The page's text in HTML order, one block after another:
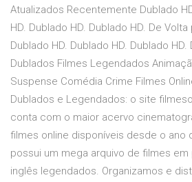
Atualizados Recentemente Dublado
HD. Dublado HD. Dublado HD. De
Dublado HD. Dublado HD. Dublado HD.
Dublados Filmes Legendados
Suspense Comédia Crime Filmes
Dublados e Legendados: o site
conta com o maior acervo
filmes online disponíveis desde o ano
possui um mega arquivo de filmes
inglês legendados. Organizamos e